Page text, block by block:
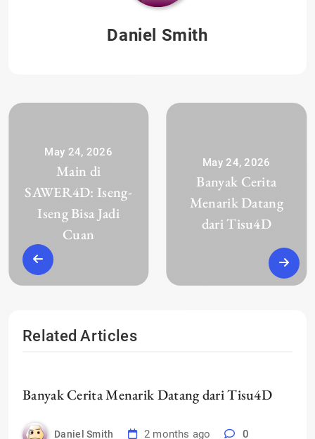
Daniel Smith
May 24, 2026
Main di
SAWER4D: Iseng-
Iseng Bisa Jadi
Cuan
May 24, 2026
Banyak Cerita
Menarik Datang
dari Tisu4D
Related Articles
Banyak Cerita Menarik Datang dari Tisu4D
Daniel Smith 2 months ago 0